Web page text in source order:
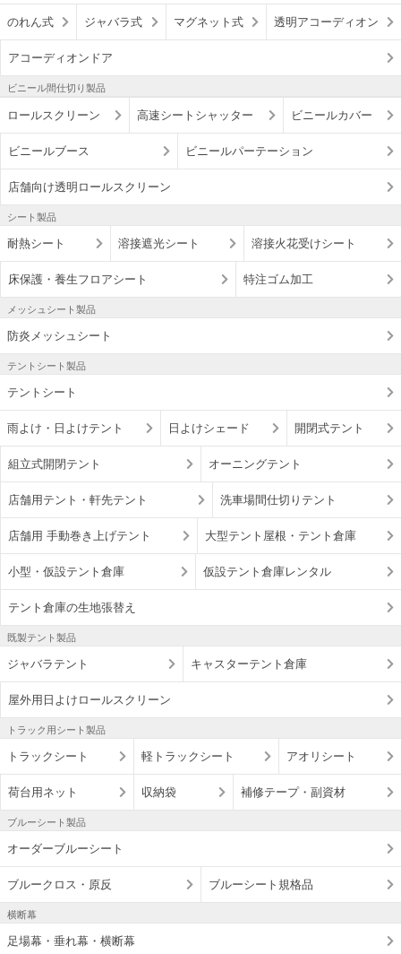
のれん式 ジャバラ式 マグネット式 透明アコーディオン
アコーディオンドア
ビニール間仕切り製品
ロールスクリーン 高速シートシャッター ビニールカバー
ビニールブース ビニールパーテーション
店舗向け透明ロールスクリーン
シート製品
耐熱シート 溶接遮光シート 溶接火花受けシート
床保護・養生フロアシート 特注ゴム加工
メッシュシート製品
防炎メッシュシート
テントシート製品
テントシート
雨よけ・日よけテント 日よけシェード 開閉式テント
組立式開閉テント オーニングテント
店舗用テント・軒先テント 洗車場間仕切りテント
店舗用 手動巻き上げテント 大型テント屋根・テント倉庫
小型・仮設テント倉庫 仮設テント倉庫レンタル
テント倉庫の生地張替え
既製テント製品
ジャバラテント キャスターテント倉庫
屋外用日よけロールスクリーン
トラック用シート製品
トラックシート 軽トラックシート アオリシート
荷台用ネット 収納袋 補修テープ・副資材
ブルーシート製品
オーダーブルーシート
ブルークロス・原反 ブルーシート規格品
横断幕
足場幕・垂れ幕・横断幕